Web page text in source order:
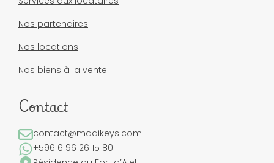
Nos partenaires
Nos locations
Nos biens à la vente
Contact
contact@madikeys.com
+596 6 96 26 15 80